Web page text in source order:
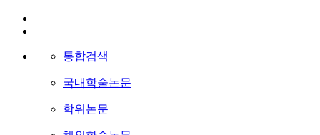
통합검색
국내학술논문
학위논문